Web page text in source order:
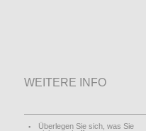
WEITERE INFO
Überlegen Sie sich, was Sie